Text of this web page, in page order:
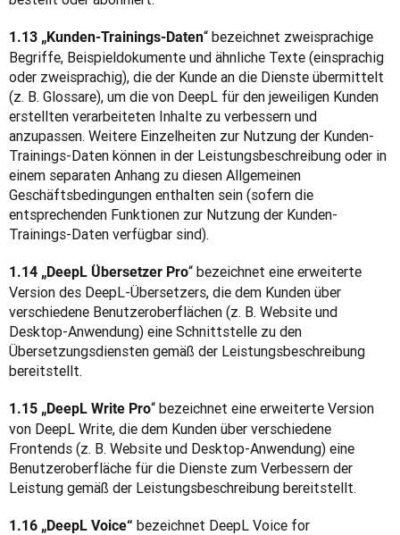
1.13 „Kunden-Trainings-Daten“ bezeichnet zweisprachige
Begriffe, Beispieldokumente und ähnliche Texte (einsprachig
oder zweisprachig), die der Kunde an die Dienste übermittelt
(z. B. Glossare), um die von DeepL für den jeweiligen Kunden
erstellten verarbeiteten Inhalte zu verbessern und
anzupassen. Weitere Einzelheiten zur Nutzung der Kunden-
Trainings-Daten können in der Leistungsbeschreibung oder in
einem separaten Anhang zu diesen Allgemeinen
Geschäftsbedingungen enthalten sein (sofern die
entsprechenden Funktionen zur Nutzung der Kunden-
Trainings-Daten verfügbar sind).
1.14 „DeepL Übersetzer Pro“ bezeichnet eine erweiterte
Version des DeepL-Übersetzers, die dem Kunden über
verschiedene Benutzeroberflächen (z. B. Website und
Desktop-Anwendung) eine Schnittstelle zu den
Übersetzungsdiensten gemäß der Leistungsbeschreibung
bereitstellt.
1.15 „DeepL Write Pro“ bezeichnet eine erweiterte Version
von DeepL Write, die dem Kunden über verschiedene
Frontends (z. B. Website und Desktop-Anwendung) eine
Benutzeroberfläche für die Dienste zum Verbessern der
Leistung gemäß der Leistungsbeschreibung bereitstellt.
1.16 „DeepL Voice“ bezeichnet DeepL Voice for